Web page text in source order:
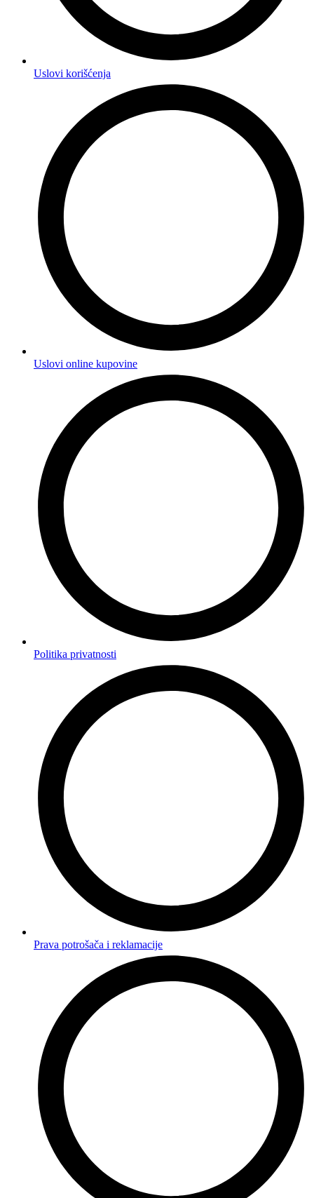
Uslovi korišćenja
Uslovi online kupovine
Politika privatnosti
Prava potrošača i reklamacije